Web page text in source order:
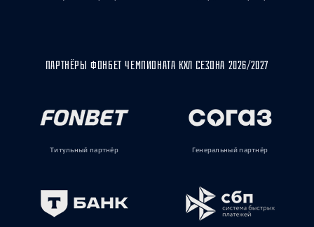
ПАРТНЁРЫ ФОНБЕТ ЧЕМПИОНАТА КХЛ СЕЗОНА 2026/2027
Титульный партнёр Генеральный партнёр